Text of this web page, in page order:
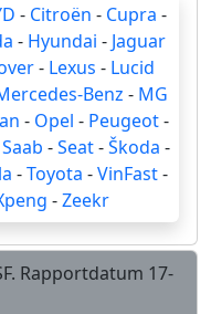
- Citroën - Cupra -
- Hyundai - Jaguar
- Lexus - Lucid
Benz - MG
- Opel - Peugeot-
Saab -Seat-Škoda -
-Toyota -VinFast-
-Zeekr
Rapportdatum 17-